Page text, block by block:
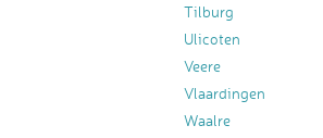
Tilburg
Ulicoten
Veere
Vlaardingen
Waalre